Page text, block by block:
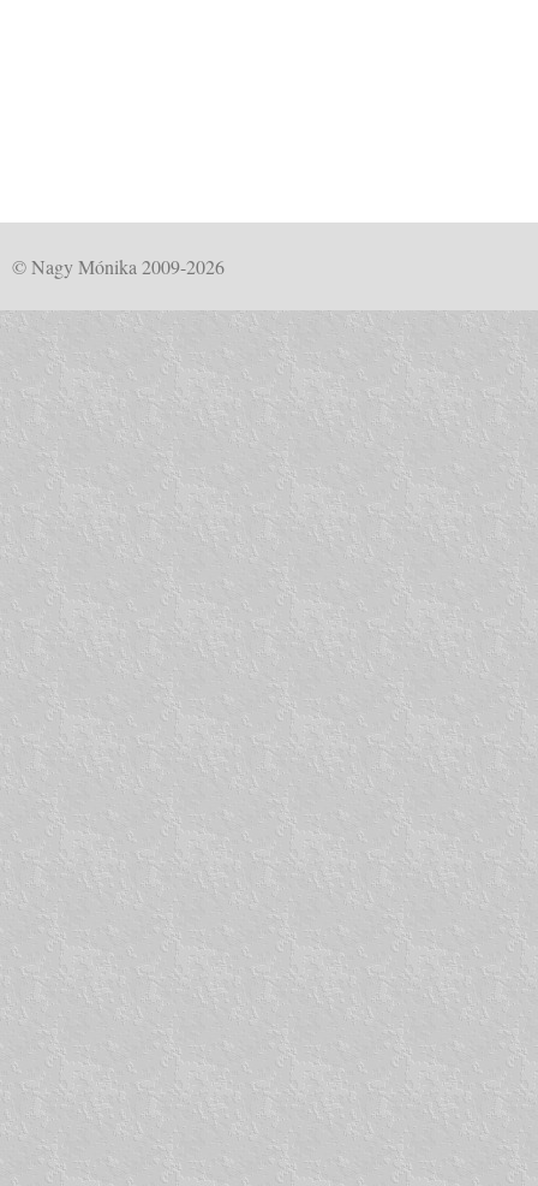
© Nagy Mónika 2009-2026